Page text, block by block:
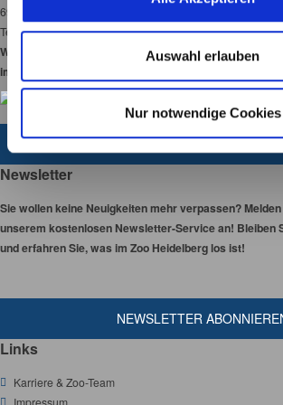
s
w
a
h
l
Auswahl erlauben
Nur notwendige Cookies
69120 Heidelberg
Tel: 06221-58450-00
Wir haben 365 Tage
im Jahr für Sie geöffnet!
ZUM KONTAKTFORMULAR
Newsletter
Sie wollen keine Neuigkeiten mehr verpassen?
unserem kostenlosen Newsletter-Service an! Bleiben
und erfahren Sie, was im Zoo Heidelberg los ist!
NEWSLETTER
Links
Karriere & Zoo-Team
Impressum